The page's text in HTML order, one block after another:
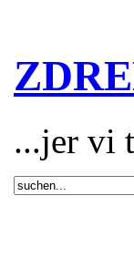
...jer vi